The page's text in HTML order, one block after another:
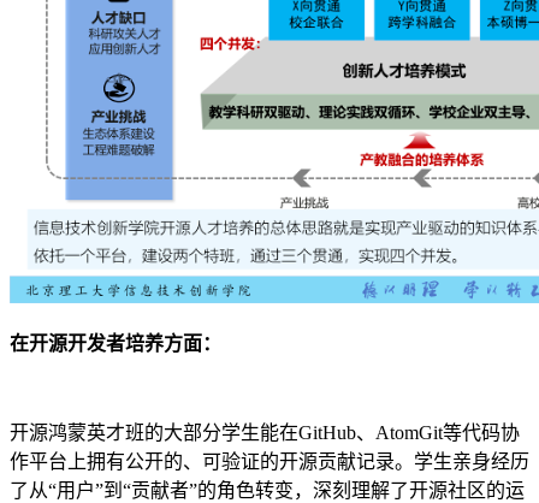
在开源开发者培养方面：
开源鸿蒙英才班的大部分学生能在GitHub、AtomGit等代码协
作平台上拥有公开的、可验证的开源贡献记录。学生亲身经历
了从“用户”到“贡献者”的角色转变，深刻理解了开源社区的运